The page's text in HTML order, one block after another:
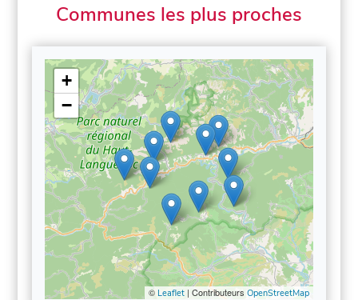
Communes les plus proches
+
−
© Leaflet| Contributeurs OpenStreetMap